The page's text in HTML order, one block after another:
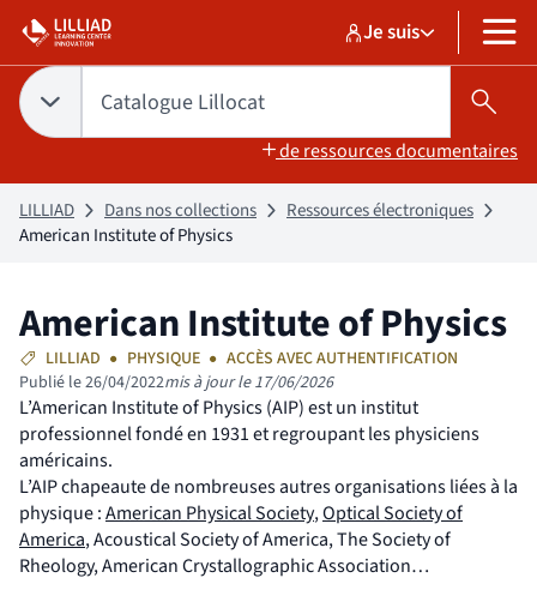
Aller
contenu
Aller
pied
de
page
Sélectionner un
Catalogue
sélectionné
Je suis MENU
Choix du périmètre de recherche :
CATALOGUE LILLOCAT
sélectionnéTapez votre recherche pour rechercher dans :
Catalogue Lillocat
de ressources documentaires
LILLIAD Dans nos collections
Ressources électroniques
American Institute of Physics
American Institute of Physics
LILLIAD PHYSIQUE
ACCÈS AVEC AUTHENTIFICATION
Publié le 26/04/2022mis à jour le 17/06/2026
L’American Institute of Physics (AIP) est un institut
professionnel fondé en 1931 et regroupant les physiciens
américains.
L’AIP chapeaute de nombreuses autres organisations liées à la
physique :American Physical Society(nouvelle fenêtre)
,Optical Society of
America(nouvelle fenêtre)
, Acoustical Society of America, The Society of
Rheology, American Crystallographic Association…